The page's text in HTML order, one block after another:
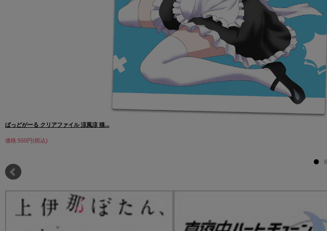
ばっどがーる クリアファイル 涼風涼 猫...
価格:550円(税込)